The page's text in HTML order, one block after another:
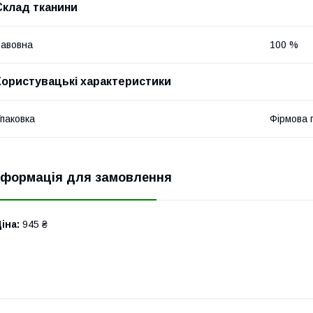
тканини
100 %
характеристики
Фірмова
для замовлення
945 ₴